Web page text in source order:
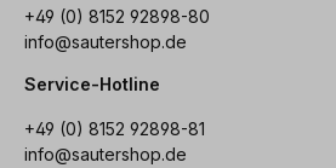
+49 (0) 8152 92898-80
info@sautershop.de
Service-Hotline
+49 (0) 8152 92898-81
info@sautershop.de